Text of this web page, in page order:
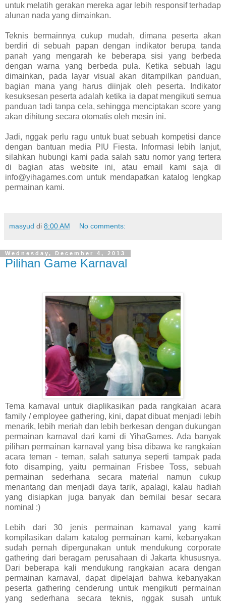
untuk melatih gerakan mereka agar lebih responsif terhadap
alunan nada yang dimainkan.
Teknis bermainnya cukup mudah, dimana peserta akan
berdiri di sebuah papan dengan indikator berupa tanda
panah yang mengarah ke beberapa sisi yang berbeda
dengan warna yang berbeda pula. Ketika sebuah lagu
dimainkan, pada layar visual akan ditampilkan panduan,
bagian mana yang harus diinjak oleh peserta. Indikator
kesuksesan peserta adalah ketika ia dapat mengikuti semua
panduan tadi tanpa cela, sehingga menciptakan score yang
akan dihitung secara otomatis oleh mesin ini.
Jadi, nggak perlu ragu untuk buat sebuah kompetisi dance
dengan bantuan media PIU Fiesta. Informasi lebih lanjut,
silahkan hubungi kami pada salah satu nomor yang tertera
di bagian atas website ini, atau email kami saja di
info@yihagames.com untuk mendapatkan katalog lengkap
permainan kami.
masyud di 8:00 AM No comments:
Wednesday, December 4, 2013
Pilihan Game Karnaval
Tema karnaval untuk diaplikasikan pada rangkaian acara
family / employee gathering, kini, dapat dibuat menjadi lebih
menarik, lebih meriah dan lebih berkesan dengan dukungan
permainan karnaval dari kami di YihaGames. Ada banyak
pilihan permainan karnaval yang bisa dibawa ke rangkaian
acara teman - teman, salah satunya seperti tampak pada
foto disamping, yaitu permainan Frisbee Toss, sebuah
permainan sederhana secara material namun cukup
menantang dan menjadi daya tarik, apalagi, kalau hadiah
yang disiapkan juga banyak dan bernilai besar secara
nominal :)
Lebih dari 30 jenis permainan karnaval yang kami
kompilasikan dalam katalog permainan kami, kebanyakan
sudah pernah dipergunakan untuk mendukung corporate
gathering dari beragam perusahaan di Jakarta khususnya.
Dari beberapa kali mendukung rangkaian acara dengan
permainan karnaval, dapat dipelajari bahwa kebanyakan
peserta gathering cenderung untuk mengikuti permainan
yang sederhana secara teknis, nggak susah untuk